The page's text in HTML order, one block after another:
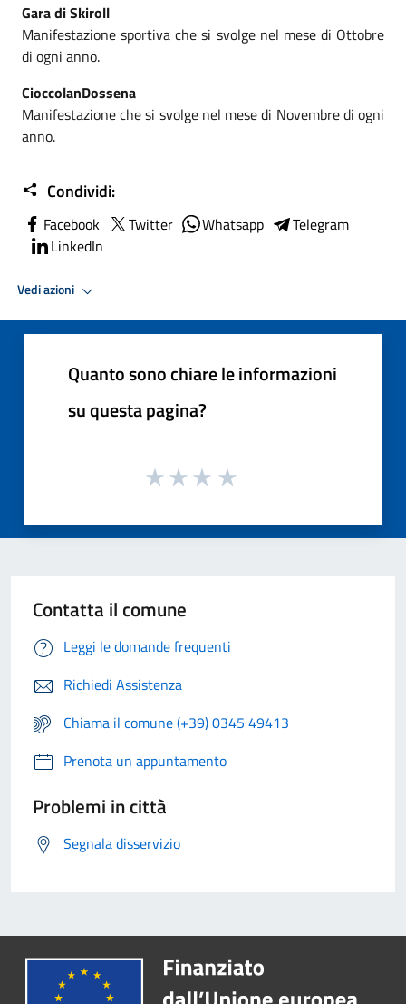
Gara di Skiroll
Manifestazione sportiva che si svolge nel mese di Ottobre
di ogni anno.
CioccolanDossena
Manifestazione che si svolge nel mese di Novembre di ogni
anno.
Condividi:
Facebook Twitter Whatsapp
Telegram
LinkedIn
Vedi azioni
Quanto sono chiare le informazioni
su questa pagina?
Contatta il comune
Leggi le domande frequenti
Richiedi Assistenza
Chiama il comune (+39) 0345 49413
Prenota un appuntamento
Problemi in città
Segnala disservizio